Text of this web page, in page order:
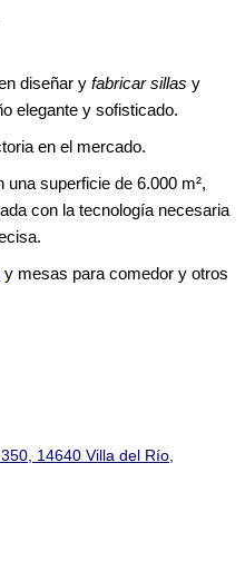
diseñar y fabricar sillas y
elegante y sofisticado.
en el mercado.
superficie de 6.000 m²,
con la tecnología necesaria
y mesas para comedor y otros
14640 Villa del Río,